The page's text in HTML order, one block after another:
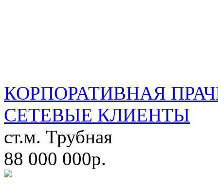
КОРПОРАТИВНАЯ
СЕТЕВЫЕ КЛИЕНТЫ
ст.м. Трубная
88 000 000р.